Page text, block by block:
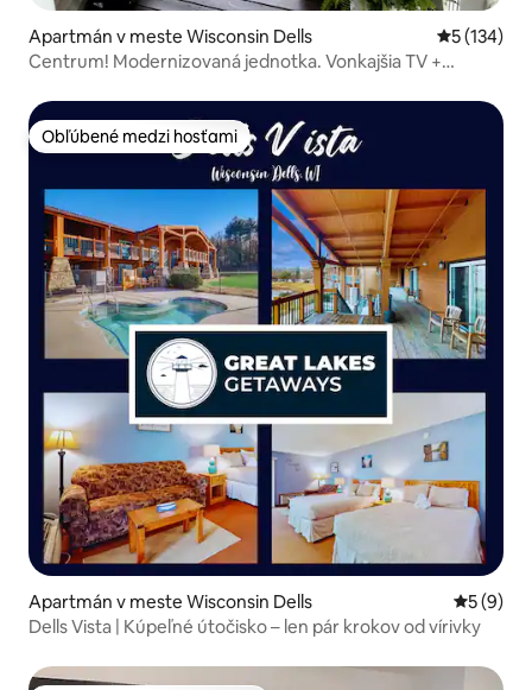
Apartmán v meste Wisconsin Dells Priemerné
5 (134)
Centrum! Modernizovaná jednotka. Vonkajšia TV +
Obľúbené medzi hosťami
Obľúbené medzi hosťami
Apartmán v meste Wisconsin Dells
5 (9)
Dells Vista | Kúpeľné útočisko – len pár krokov od vírivky